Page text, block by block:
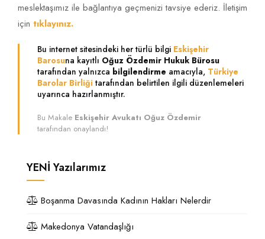
meslektaşımız ile bağlantıya geçmenizi tavsiye ederiz. İletişim
için tıklayınız.
Bu internet sitesindeki her türlü bilgi Eskişehir
Barosuna kayıtlı Oğuz Özdemir Hukuk Bürosu
tarafından yalnızca bilgilendirme amacıyla, Türkiye
Barolar Birliği tarafından belirtilen ilgili düzenlemeleri
uyarınca hazırlanmıştır.
Bu Makale Eskişehir Avukatı Oğuz Özdemir
tarafından onaylandı!
YENİYazılarımız
Boşanma Davasında Kadının Hakları Nelerdir
Makedonya Vatandaşlığı